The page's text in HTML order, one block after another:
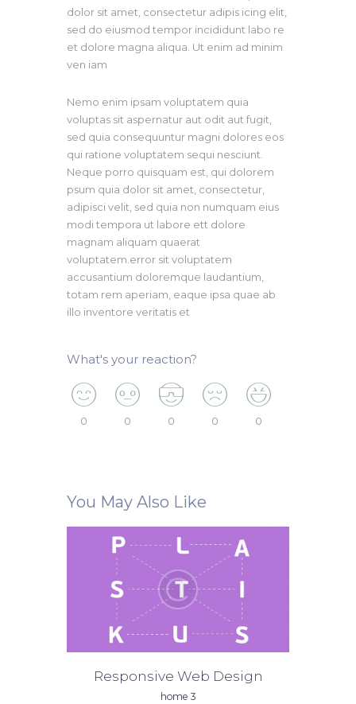
dolor sit amet, consectetur adipis icing elit,
sed do eiusmod tempor incididunt labo re
et dolore magna aliqua. Ut enim ad minim
ven iam
Nemo enim ipsam voluptatem quia
voluptas sit aspernatur aut odit aut fugit,
sed quia consequuntur magni dolores eos
qui ratione voluptatem sequi nesciunt.
Neque porro quisquam est, qui dolorem
psum quia dolor sit amet, consectetur,
adipisci velit, sed quia non numquam eius
modi tempora ut labore ett dolore
magnam aliquam quaerat
voluptatem.error sit voluptatem
accusantium doloremque laudantium,
totam rem aperiam, eaque ipsa quae ab
illo inventore veritatis et
What's your reaction?
0 0 0 0 0
You May Also Like
Responsive Web Design
home 3